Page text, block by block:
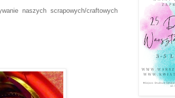
naszych scrapowych/craftowych